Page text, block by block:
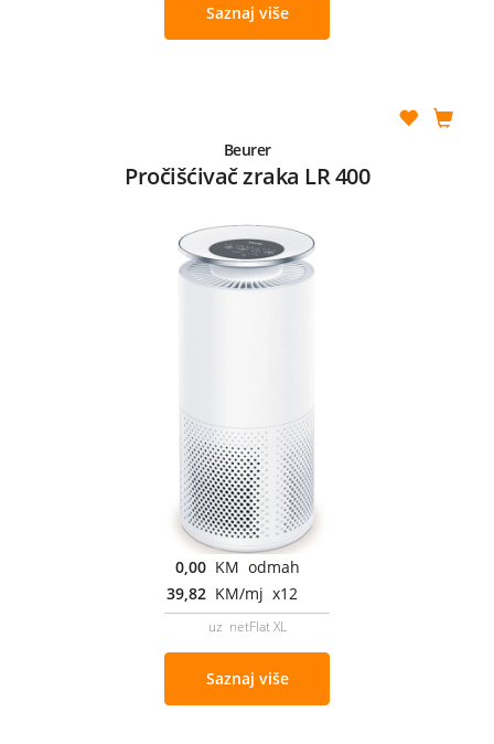
Saznaj više
Beurer
Pročišćivač zraka LR 400
0,00 KM odmah
39,82 KM/mj x12
uz netFlat XL
Saznaj više